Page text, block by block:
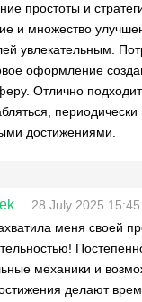
простоты и
и множество
увлекательным.
оформление
Отлично
достижениями.
28 July 2025 15:45
меня своей
механики и
делают